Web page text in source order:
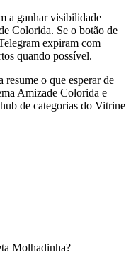
a ganhar visibilidade
Colorida. Se o botão de
expiram com
quando possível.
resume o que esperar de
Amizade Colorida e
de categorias do Vitrine
Molhadinha?